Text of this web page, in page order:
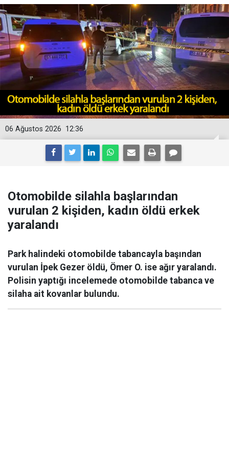
12:36
06 Ağustos 2026
Otomobilde silahla başlarından
vurulan 2 kişiden, kadın öldü erkek
yaralandı
Park halindeki otomobilde tabancayla başından
vurulan İpek Gezer öldü, Ömer O. ise ağır yaralandı.
Polisin yaptığı incelemede otomobilde tabanca ve
silaha ait kovanlar bulundu.